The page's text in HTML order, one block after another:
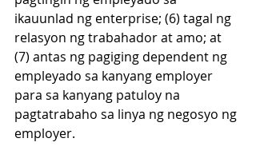
ikauunlad ng enterprise; (6) tagal ng
relasyon ng trabahador at amo; at
(7) antas ng pagiging dependent ng
empleyado sa kanyang employer
para sa kanyang patuloy na
pagtatrabaho sa linya ng negosyo ng
employer.